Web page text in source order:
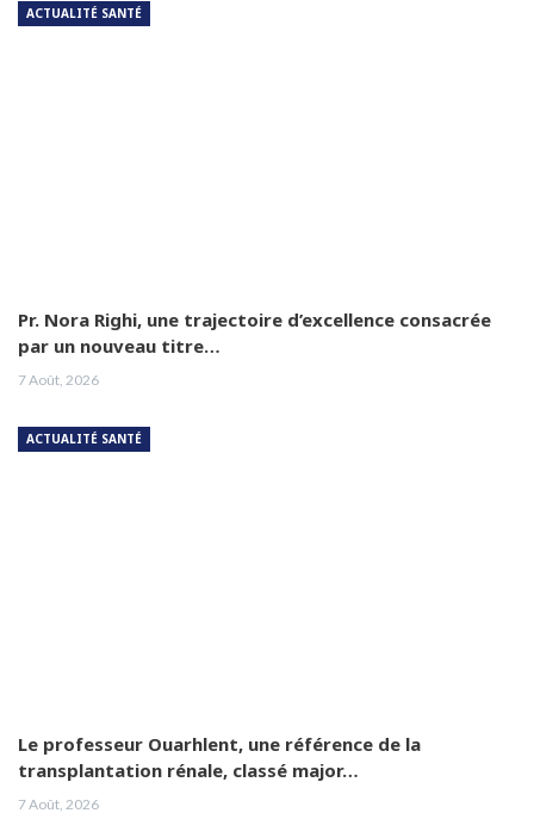
ACTUALITÉ SANTÉ
Pr. Nora Righi, une trajectoire d’excellence consacrée
par un nouveau titre…
7 Août, 2026
ACTUALITÉ SANTÉ
Le professeur Ouarhlent, une référence de la
transplantation rénale, classé major…
7 Août, 2026